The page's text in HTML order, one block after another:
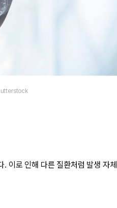
이로 인해 다른 질환처럼 발생 자